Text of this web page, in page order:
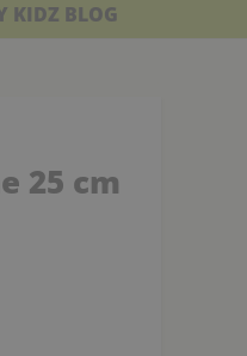
KIDZ BLOG
25 cm